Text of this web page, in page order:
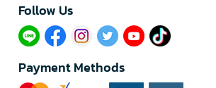
Follow Us​
Payment Methods